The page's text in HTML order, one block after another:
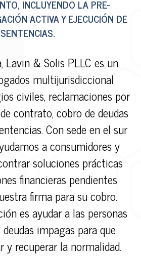
INCLUYENDO LA PRE-
ACTIVA Y EJECUCIÓN DE
SENTENCIAS.
Lavin & Solis PLLC es un
multijurisdiccional
civiles, reclamaciones por
contrato, cobro de deudas
Con sede en el sur
a consumidores y
soluciones prácticas
financieras pendientes
firma para su cobro.
es ayudar a las personas
impagas para que
y recuperar la normalidad.